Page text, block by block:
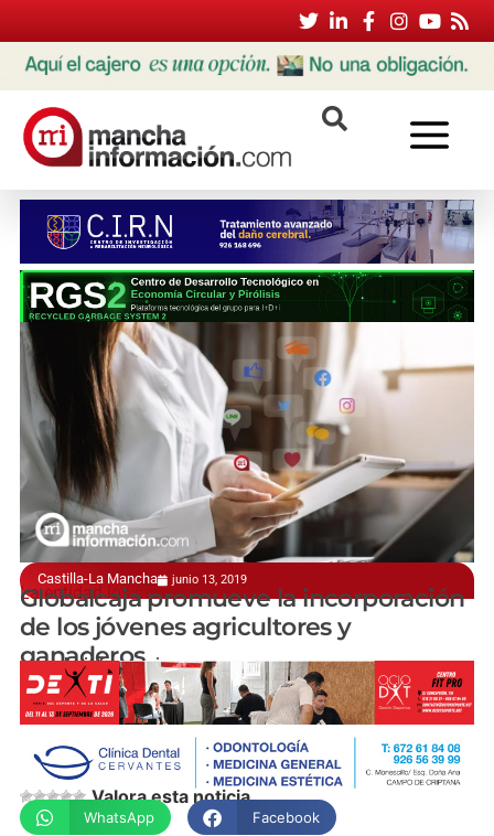
Castilla-La Mancha junio 13, 2019
La entidad los asesora
Globalcaja promueve la incorporación
de los jóvenes agricultores y
ganaderos
manchainformacion.com
Valora esta noticia
WhatsApp Facebook